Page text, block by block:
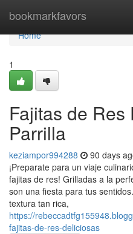
bookmarkfavors
Home
Home
1
Fajitas de
Parrilla
keziampor994288 90 days
¡Preparate para un viaje
fajitas de res! Grilladas a la
son una fiesta para tus
textura tan rica,
https://
fajitas-de-res-deliciosas